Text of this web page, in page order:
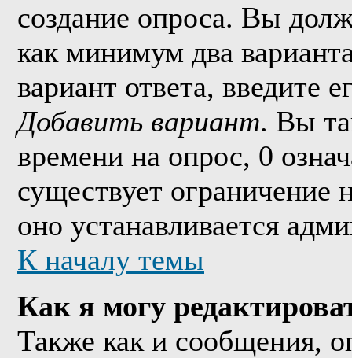
создание опроса. Вы
как минимум два
вариант ответа, введите
Добавить вариант. Вы
времени на опрос, 0
существует ограничение
оно устанавливается
К началу темы
Как я могу
Также как и сообщения,